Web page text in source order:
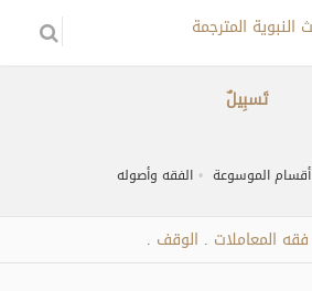
تَسبِيلٌ
أقسام الموسوعة الفقه وأصوله
فقه المعاملات الوقف